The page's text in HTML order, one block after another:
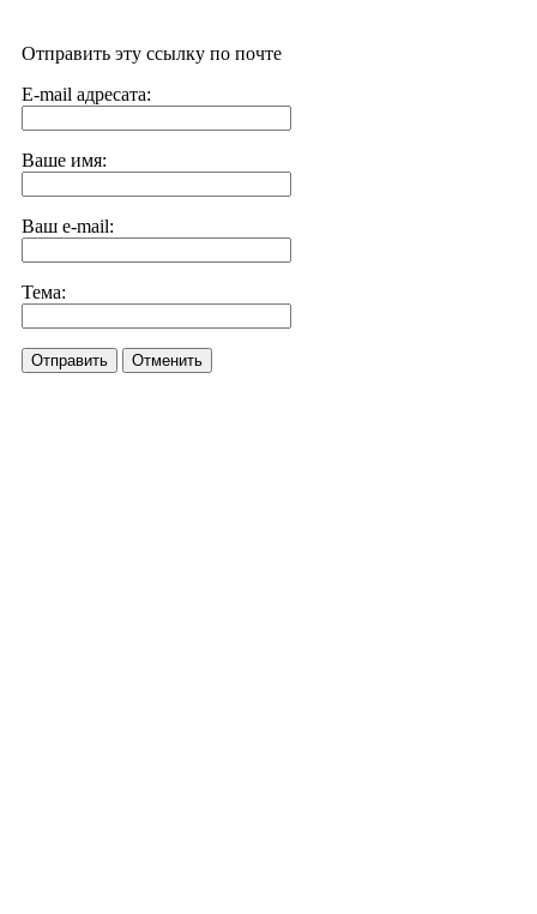
Отправить эту ссылку по почте
E-mail адресата:
Ваше имя:
Ваш e-mail:
Тема:
Отправить Отменить